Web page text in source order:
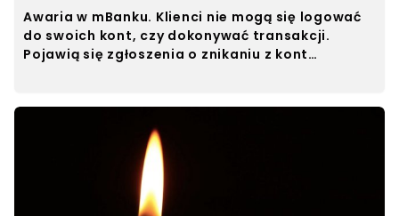
Awaria w mBanku. Klienci nie mogą się logować
do swoich kont, czy dokonywać transakcji.
Pojawią się zgłoszenia o znikaniu z kont